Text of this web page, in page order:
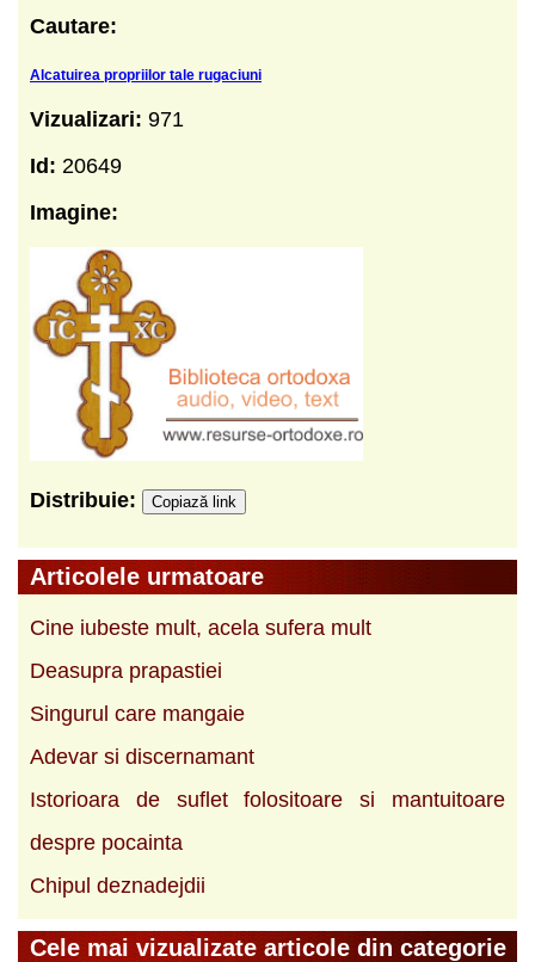
Cautare:
Alcatuirea propriilor tale rugaciuni
Vizualizari: 971
Id: 20649
Imagine:
Distribuie: Copiază link
Articolele urmatoare
Cine iubeste mult, acela sufera mult
Deasupra prapastiei
Singurul care mangaie
Adevar si discernamant
Istorioara de suflet folositoare si mantuitoare
despre pocainta
Chipul deznadejdii
Cele mai vizualizate articole din categorie